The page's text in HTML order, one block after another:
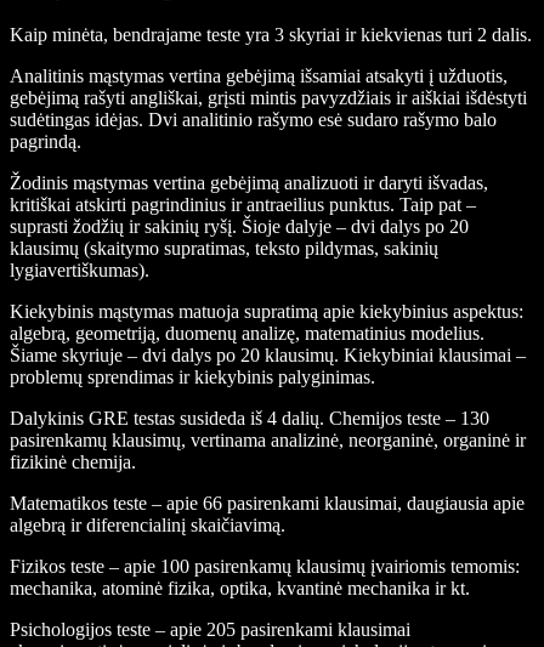
Kaip minėta, bendrajame teste yra 3 skyriai ir kiekvienas turi 2 dalis.
Analitinis mąstymas vertina gebėjimą išsamiai atsakyti į užduotis,
gebėjimą rašyti angliškai, grįsti mintis pavyzdžiais ir aiškiai išdėstyti
sudėtingas idėjas. Dvi analitinio rašymo esė sudaro rašymo balo
pagrindą.
Žodinis mąstymas vertina gebėjimą analizuoti ir daryti išvadas,
kritiškai atskirti pagrindinius ir antraeilius punktus. Taip pat –
suprasti žodžių ir sakinių ryšį. Šioje dalyje – dvi dalys po 20
klausimų (skaitymo supratimas, teksto pildymas, sakinių
lygiavertiškumas).
Kiekybinis mąstymas matuoja supratimą apie kiekybinius aspektus:
algebrą, geometriją, duomenų analizę, matematinius modelius.
Šiame skyriuje – dvi dalys po 20 klausimų. Kiekybiniai klausimai –
problemų sprendimas ir kiekybinis palyginimas.
Dalykinis GRE testas susideda iš 4 dalių. Chemijos teste – 130
pasirenkamų klausimų, vertinama analizinė, neorganinė, organinė ir
fizikinė chemija.
Matematikos teste – apie 66 pasirenkami klausimai, daugiausia apie
algebrą ir diferencialinį skaičiavimą.
Fizikos teste – apie 100 pasirenkamų klausimų įvairiomis temomis:
mechanika, atominė fizika, optika, kvantinė mechanika ir kt.
Psichologijos teste – apie 205 pasirenkami klausimai